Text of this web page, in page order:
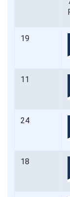
19
11
24
18